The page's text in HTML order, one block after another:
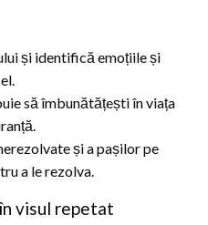
și identifică emoțiile și
să îmbunătățești în viața
și a pașilor pe
a le rezolva.
visul repetat